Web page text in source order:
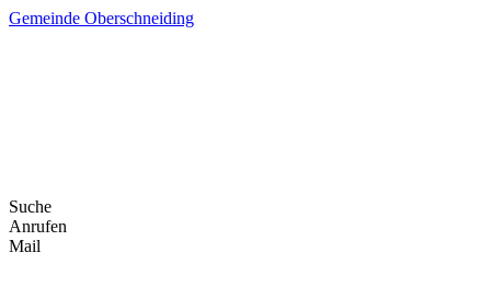
Skip
Gemeinde Oberschneiding
Suche
Anrufen
Mail